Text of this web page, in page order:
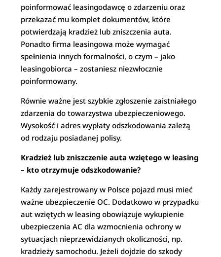
poinformować leasingodawcę o zdarzeniu oraz
przekazać mu komplet dokumentów, które
potwierdzają kradzież lub zniszczenia auta.
Ponadto firma leasingowa może wymagać
spełnienia innych formalności, o czym – jako
leasingobiorca – zostaniesz niezwłocznie
poinformowany.
Równie ważne jest szybkie zgłoszenie zaistniałego
zdarzenia do towarzystwa ubezpieczeniowego.
Wysokość i adres wypłaty odszkodowania zależą
od rodzaju posiadanej polisy.
Kradzież lub zniszczenie auta wziętego w leasing
– kto otrzymuje odszkodowanie?
Każdy zarejestrowany w Polsce pojazd musi mieć
ważne ubezpieczenie OC. Dodatkowo w przypadku
aut wziętych w leasing obowiązuje wykupienie
ubezpieczenia AC dla wzmocnienia ochrony w
sytuacjach nieprzewidzianych okoliczności, np.
kradzieży samochodu. Jeżeli dojdzie do szkody